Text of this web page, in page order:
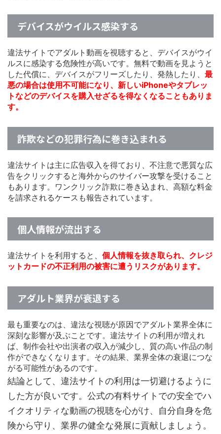
デバイスがウイルス感染する
違法サイトでアダルト動画を視聴すると、デバイスがウイ
ルスに感染する危険性が高いです。無料で動画を見ようと
した代償に、デバイスがフリーズしたり、発熱したり、 最
悪の場合は使用不可能になり、新しいiPhoneやタブレッ
トなどのデバイスを購入せざるを得なくなることもありま
す。
詐欺などの犯罪行為に巻き込まれる
違法サイトは主に広告収入を得ており、不注意で悪質な広
告をクリックすると海外からのサイバー攻撃を受けること
もあります。ワンクリック詐欺に巻き込まれ、高額な料金
を請求されるケースも報告されています。
個人情報が流出する
違法サイトを利用すると、 個人情報を抜き取られ、クレジ
ットカードの不正利用の被害に遭うリスクがあります。
アダルト業界が衰退する
最も重要なのは、違法な視聴が原因でアダルト業界全体に
深刻な影響が及ぶことです。違法サイトの利用が増えれ
ば、制作会社や出演者の収入が減少し、質の高い作品の制
作ができなくなります。その結果、業界全体の衰退につな
がる可能性があるのです。
結論として、違法サイトの利用は一切避けるように
した方が良いです。公式の有料サイトでの安全でハ
イクオリティな動画の視聴を心がけ、自分自身を危
険から守り、業界の健全な発展に貢献しましょう。